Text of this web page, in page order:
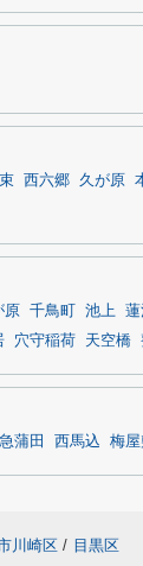
西六郷 久が原
原 千鳥町 池上 蓮
穴守稲荷 天空橋
蒲田 西馬込 梅
川崎区 / 目黒区